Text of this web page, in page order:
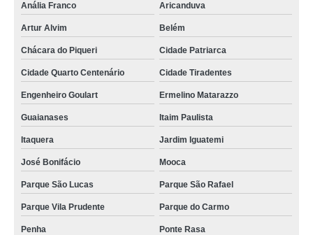
Anália Franco
Aricanduva
Artur Alvim Belém
Chácara do Piqueri Cidade Patriarca
Cidade Quarto Centenário Cidade Tiradentes
Engenheiro Goulart Ermelino Matarazzo
Guaianases Itaim Paulista
Itaquera Jardim Iguatemi
José Bonifácio Mooca
Parque São Lucas Parque São Rafael
Parque Vila Prudente Parque do Carmo
Penha Ponte Rasa